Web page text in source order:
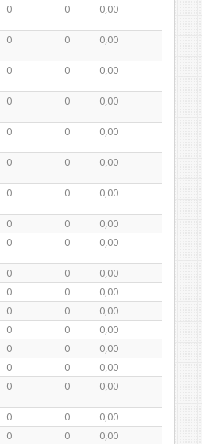
0 0 0,00
0 0 0,00
0 0 0,00
0 0 0,00
0 0 0,00
0 0 0,00
0 0 0,00
0 0
0,00
0 0 0,00
0 0
0,00
0 0
0,00
0 0
0,00
0 0
0,00
0 0
0,00
0 0
0,00
0 0 0,00
0 0
0,00
0 0
0,00